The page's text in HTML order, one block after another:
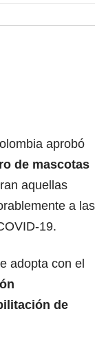
aprobó
de mascotas
aquellas
a las
19.
adopta con el
de